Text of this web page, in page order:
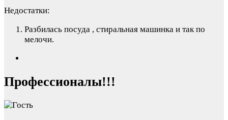
Недостатки:
Разбилась посуда , стиральная машинка и так по
мелочи.
Профессионалы!!!